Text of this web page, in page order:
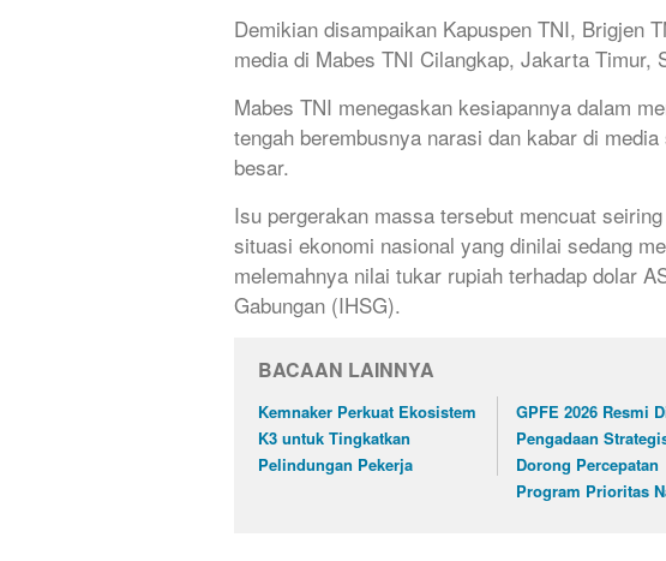
Demikian disampaikan Kapuspen TNI, Brigjen
media di Mabes TNI Cilangkap, Jakarta Timur,
Mabes TNI menegaskan kesiapannya dalam
tengah berembusnya narasi dan kabar di
besar.
Isu pergerakan massa tersebut mencuat
situasi ekonomi nasional yang dinilai sedang
melemahnya nilai tukar rupiah terhadap dolar
Gabungan (IHSG).
BACAAN LAINNYA
Kemnaker Perkuat Ekosistem
K3 untuk Tingkatkan
Pelindungan Pekerja
GPFE 2026 Resmi
Pengadaan
Dorong Percepatan
Program Prioritas